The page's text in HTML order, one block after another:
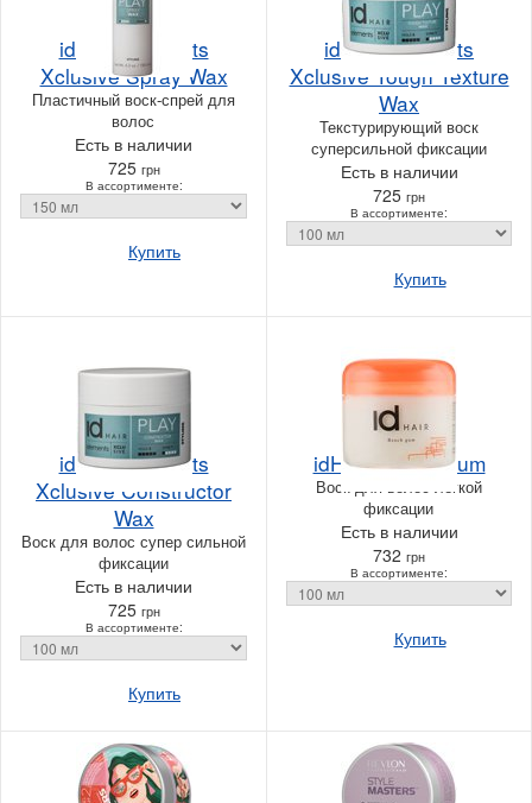
idHair Elements
Xclusive Spray Wax
Пластичный воск-спрей для
волос
Есть в наличии
725 грн
В ассортименте:
Купить
idHair Elements
Xclusive Tough Texture
Wax
Текстурирующий воск
суперсильной фиксации
Есть в наличии
725 грн
В ассортименте:
Купить
idHair Elements
Xclusive Constructor
Wax
Воск для волос супер сильной
фиксации
Есть в наличии
725 грн
В ассортименте:
Купить
idHair Beach Gum
Воск для волос легкой
фиксации
Есть в наличии
732 грн
В ассортименте:
Купить